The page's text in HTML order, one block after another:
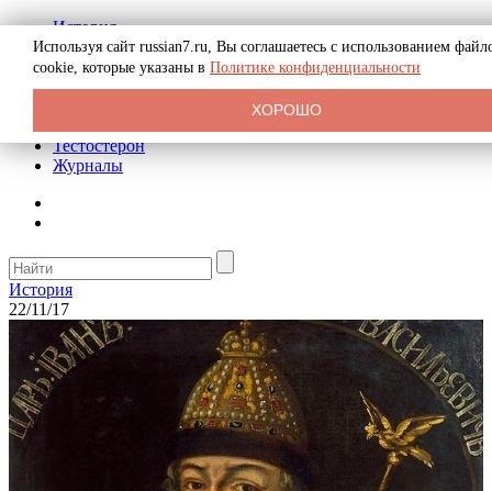
История
Биография
Криминал
Реклама на сайте
Тестостерон
Журналы
История
22/11/17
Используя сайт russian7.ru, Вы соглашаетесь с использованием
cookie, которые указаны в Политике конфиденциальности
ХОРОШО